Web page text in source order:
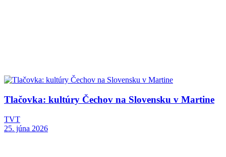
Tlačovka: kultúry Čechov na Slovensku v Martine
TVT
25. júna 2026